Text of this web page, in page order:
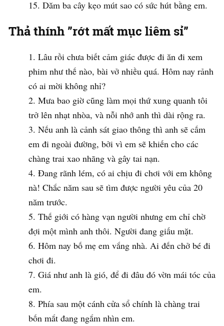
Dăm ba cây kẹo mút sao có sức hút bằng em.
Thả thính ”rớt mất mục liêm sỉ”
Lâu rồi chưa biết cảm giác được đi ăn đi xem
phim như thế nào, bài vở nhiều quá. Hôm nay rảnh
có ai mời không nhỉ?
Mưa bao giờ cũng làm mọi thứ xung quanh tôi
trở lên nhạt nhòa, và nỗi nhớ anh thì dài rộng ra.
Nếu anh là cảnh sát giao thông thì anh sẽ cấm
em đi ngoài đường, bởi vì em sẽ khiến cho các
chàng trai xao nhãng và gây tai nạn.
Đang rãnh lém, có ai chịu đi chơi với em không
nà! Chắc năm sau sẽ tìm được người yêu của 20
năm trước.
Thế giới có hàng vạn người nhưng em chỉ chờ
đợi một mình anh thôi. Người đang giấu mặt.
Hôm nay bố mẹ em vắng nhà. Ai đến chở bé đi
chơi đi.
Giá như anh là gió, để đi đâu đó vờn mái tóc của
em.
Phía sau một cánh cửa sổ chính là chàng trai
bốn mắt đang ngắm nhìn em.